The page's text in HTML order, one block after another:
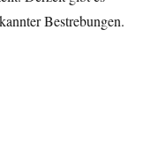
Bestrebungen.